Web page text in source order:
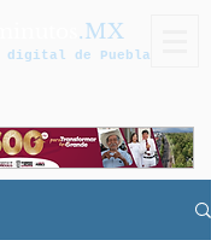
.MX
digital de Puebla